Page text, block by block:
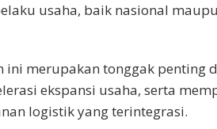
usaha, baik nasional
ini merupakan tonggak penting
ekspansi usaha, serta
logistik yang terintegrasi.